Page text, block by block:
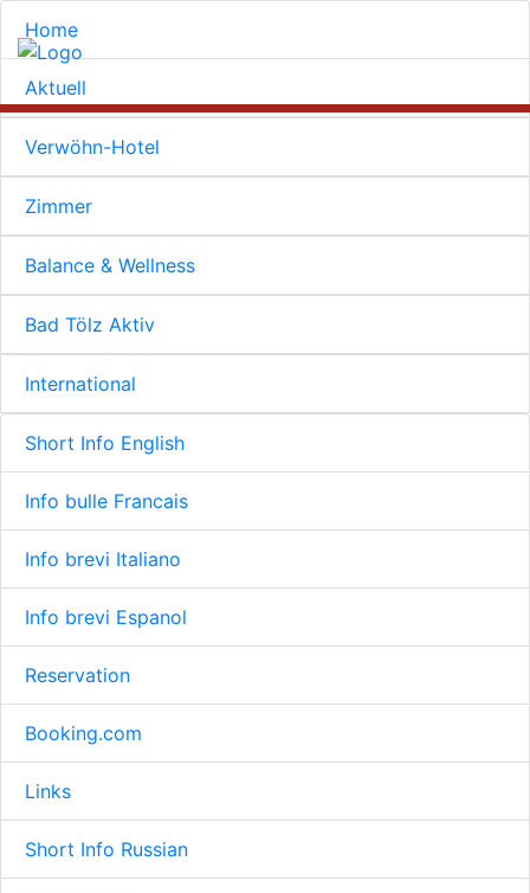
Home
Aktuell
Verwöhn-Hotel
Zimmer
Balance & Wellness
Bad Tölz Aktiv
International
Short Info English
Info bulle Francais
Info brevi Italiano
Info brevi Espanol
Reservation
Booking.com
Links
Short Info Russian